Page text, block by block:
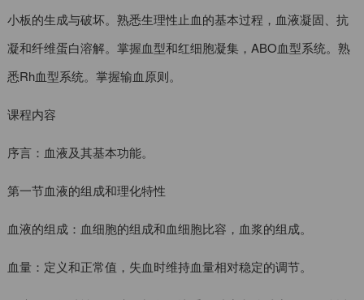
小板的生成与破坏。熟悉生理性止血的基本过程，血液凝固、抗
凝和纤维蛋白溶解。掌握血型和红细胞凝集，ABO血型系统。熟
悉Rh血型系统。掌握输血原则。
课程内容
序言：血液及其基本功能。
第一节血液的组成和理化特性
血液的组成：血细胞的组成和血细胞比容，血浆的组成。
血量：定义和正常值，失血时维持血量相对稳定的调节。